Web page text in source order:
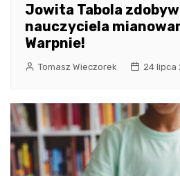
Jowita Tabola
nauczyciela
Warpnie!
Tomasz Wieczorek 24 lipca